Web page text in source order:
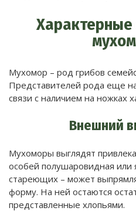
Характерные
Мухомор – род грибов
Представителей рода еще
связи с наличием на ножках
Внешний
Мухоморы выглядят
особей полушаровидная или
стареющих – может
форму. На ней остаются
представленные хлопьями.